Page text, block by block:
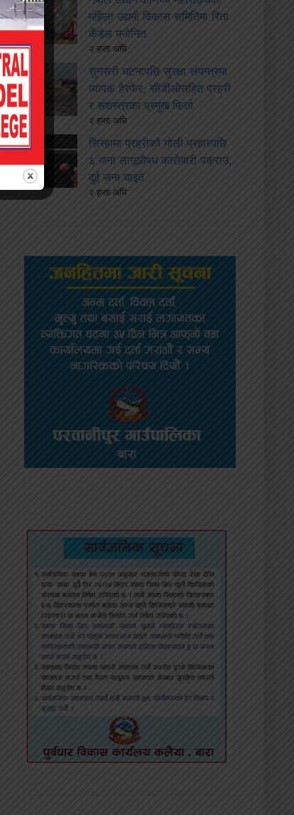
महिला उद्यमी विकास समितिमा रिता
कँडेल मनोनित
२ हप्ता अघि
सुनसरी घटनापछि सुरक्षा संयन्त्रमा
व्यापक हेरफेर, सीडीओसहित प्रहरी
र सशस्त्रका प्रमुख फिर्ता
२ हप्ता अघि
सिरहामा प्रहरीको गोली प्रहारपछि
६ जना लागूऔषध कारोबारी पक्राउ,
दुई जना घाइते
२ हप्ता अघि